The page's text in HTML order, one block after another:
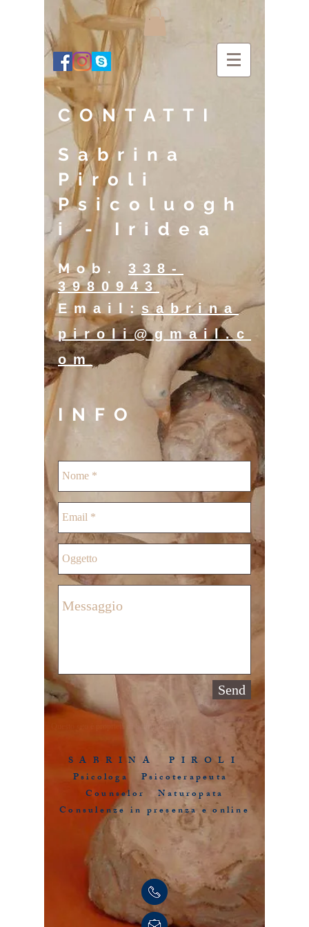
CONTATTI
Sabrina
Piroli
Psicoluogh
i - Iridea
Mob. 338-
3980943
Email: sabrina
piroli@gmail.c
om
INFO
Send
S A B R I N A P I R O L I
Psicologa Psicoterapeuta
Counselor Naturopata
Consulenze in presenza e online